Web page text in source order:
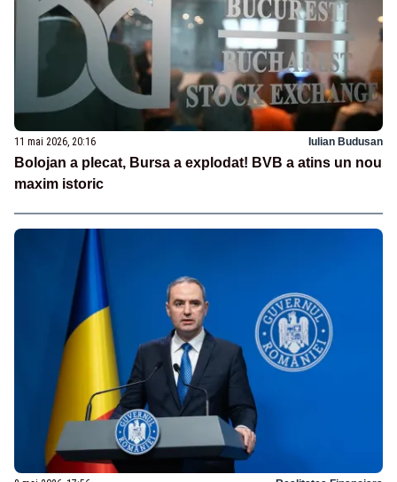
11 mai 2026, 20:16 Iulian Budusan
Bolojan a plecat, Bursa a explodat! BVB a atins un nou
maxim istoric